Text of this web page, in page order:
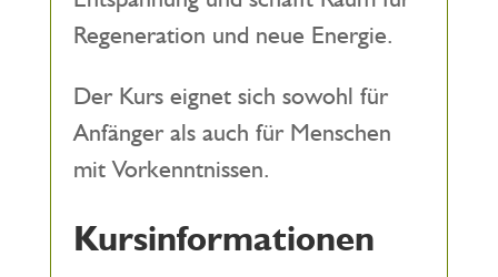
Regeneration und neue Energie.
Der Kurs eignet sich sowohl für
Anfänger als auch für Menschen
mit Vorkenntnissen.
Kursinformationen